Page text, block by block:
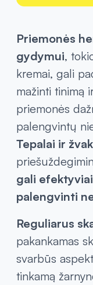
Priemonės
gydymui,
kremai, gali
mažinti tinimą
priemonės
palengvintų
Tepalai ir
gali
palengvinti
Reguliarus
pakankamas
svarbūs
tinkamą